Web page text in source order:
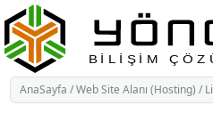
AnaSayfa /Web Site Alanı (Hosting) /